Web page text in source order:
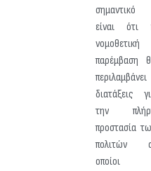
σημαντικό
είναι ότι
νομοθετική
παρέμβαση
περιλαμβάνει
διατάξεις
την
προστασία
πολιτών
οποίοι